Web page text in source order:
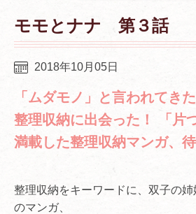
モモとナナ 第３話
2018年10月05日
「ムダモノ」と言われてき
整理収納に出会った！ 「片
満載した整理収納マンガ、待
整理収納をキーワードに、双子の
のマンガ、